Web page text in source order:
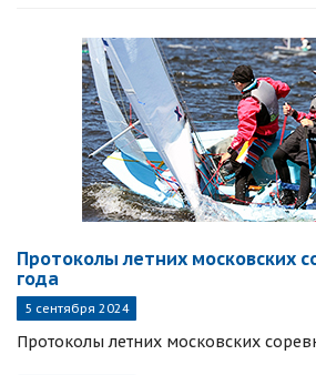
Протоколы летних московских
года
5 сентября 2024
Протоколы летних московских